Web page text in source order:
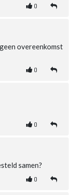
0
overeenkomst
0
0
samen?
0